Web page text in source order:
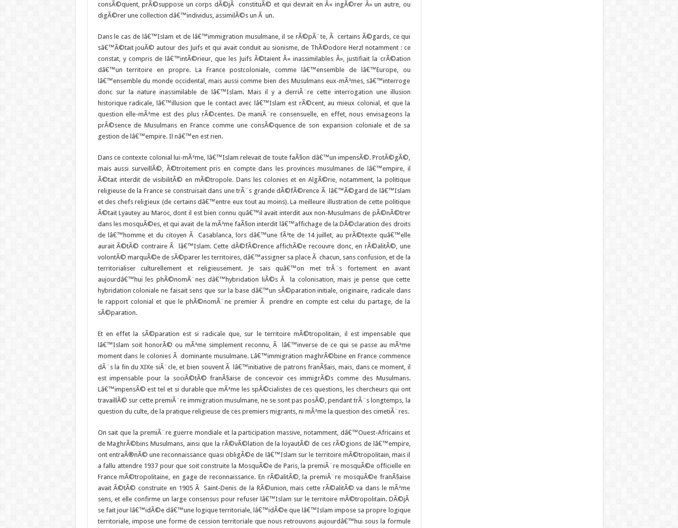
consÃ©quent, prÃ©suppose un corps dÃ©jÃ constituÃ© et qui devrait en Â« ingÃ©rer Â» un autre, ou
digÃ©rer une collection dâ€™individus, assimilÃ©s un Ã un.
Dans le cas de lâ€™Islam et de lâ€™immigration musulmane, il se rÃ©pÃ¨te, Ã certains Ã©gards, ce qui
sâ€™Ã©tait jouÃ© autour des Juifs et qui avait conduit au sionisme, de ThÃ©odore Herzl notamment : ce
constat, y compris de lâ€™intÃ©rieur, que les Juifs Ã©taient Â« inassimilables Â», justifiait la crÃ©ation
dâ€™un territoire en propre. La France postcoloniale, comme lâ€™ensemble de lâ€™Europe, ou
lâ€™ensemble du monde occidental, mais aussi comme bien des Musulmans eux-mÃªmes, sâ€™interroge
donc sur la nature inassimilable de lâ€™Islam. Mais il y a derriÃ¨re cette interrogation une illusion
historique radicale, lâ€™illusion que le contact avec lâ€™Islam est rÃ©cent, au mieux colonial, et que la
question elle-mÃªme est des plus rÃ©centes. De maniÃ¨re consensuelle, en effet, nous envisageons la
prÃ©sence de Musulmans en France comme une consÃ©quence de son expansion coloniale et de sa
gestion de lâ€™empire. Il nâ€™en est rien.
Dans ce contexte colonial lui-mÃªme, lâ€™Islam relevait de toute faÃ§on dâ€™un impensÃ©. ProtÃ©gÃ©,
mais aussi surveillÃ©, Ã©troitement pris en compte dans les provinces musulmanes de lâ€™empire, il
Ã©tait interdit de visibilitÃ© en mÃ©tropole. Dans les colonies et en AlgÃ©rie, notamment, la politique
religieuse de la France se construisait dans une trÃ¨s grande dÃ©fÃ©rence Ã lâ€™Ã©gard de lâ€™Islam
et des chefs religieux (de certains dâ€™entre eux tout au moins). La meilleure illustration de cette politique
Ã©tait Lyautey au Maroc, dont il est bien connu quâ€™il avait interdit aux non-Musulmans de pÃ©nÃ©trer
dans les mosquÃ©es, et qui avait de la mÃªme faÃ§on interdit lâ€™affichage de la DÃ©claration des droits
de lâ€™homme et du citoyen Ã Casablanca, lors dâ€™une fÃªte de 14 juillet, au prÃ©texte quâ€™elle
aurait Ã©tÃ© contraire Ã lâ€™Islam. Cette dÃ©fÃ©rence affichÃ©e recouvre donc, en rÃ©alitÃ©, une
volontÃ© marquÃ©e de sÃ©parer les territoires, dâ€™assigner sa place Ã chacun, sans confusion, et de la
territorialiser culturellement et religieusement. Je sais quâ€™on met trÃ¨s fortement en avant
aujourdâ€™hui les phÃ©nomÃ¨nes dâ€™hybridation liÃ©s Ã la colonisation, mais je pense que cette
hybridation coloniale ne faisait sens que sur la base dâ€™un sÃ©paration initiale, originaire, radicale dans
le rapport colonial et que le phÃ©nomÃ¨ne premier Ã prendre en compte est celui du partage, de la
sÃ©paration.
Et en effet la sÃ©paration est si radicale que, sur le territoire mÃ©tropolitain, il est impensable que
lâ€™Islam soit honorÃ© ou mÃªme simplement reconnu, Ã lâ€™inverse de ce qui se passe au mÃªme
moment dans le colonies Ã dominante musulmane. Lâ€™immigration maghrÃ©bine en France commence
dÃ¨s la fin du XIXe siÃ¨cle, et bien souvent Ã lâ€™initiative de patrons franÃ§ais, mais, dans ce moment, il
est impensable pour la sociÃ©tÃ© franÃ§aise de concevoir ces immigrÃ©s comme des Musulmans.
Lâ€™impensÃ© est tel et si durable que mÃªme les spÃ©cialistes de ces questions, les chercheurs qui ont
travaillÃ© sur cette premiÃ¨re immigration musulmane, ne se sont pas posÃ©, pendant trÃ¨s longtemps, la
question du culte, de la pratique religieuse de ces premiers migrants, ni mÃªme la question des cimetiÃ¨res.
On sait que la premiÃ¨re guerre mondiale et la participation massive, notamment, dâ€™Ouest-Africains et
de MaghrÃ©bins Musulmans, ainsi que la rÃ©vÃ©lation de la loyautÃ© de ces rÃ©gions de lâ€™empire,
ont entraÃ®nÃ© une reconnaissance quasi obligÃ©e de lâ€™Islam sur le territoire mÃ©tropolitain, mais il
a fallu attendre 1937 pour que soit construite la MosquÃ©e de Paris, la premiÃ¨re mosquÃ©e officielle en
France mÃ©tropolitaine, en gage de reconnaissance. En rÃ©alitÃ©, la premiÃ¨re mosquÃ©e franÃ§aise
avait Ã©tÃ© construite en 1905 Ã Saint-Denis de la RÃ©union, mais cette rÃ©alitÃ© va dans le mÃªme
sens, et elle confirme un large consensus pour refuser lâ€™Islam sur le territoire mÃ©tropolitain. DÃ©jÃ
se fait jour lâ€™idÃ©e dâ€™une logique territoriale, lâ€™idÃ©e que lâ€™Islam impose sa propre logique
territoriale, impose une forme de cession territoriale que nous retrouvons aujourdâ€™hui sous la formule